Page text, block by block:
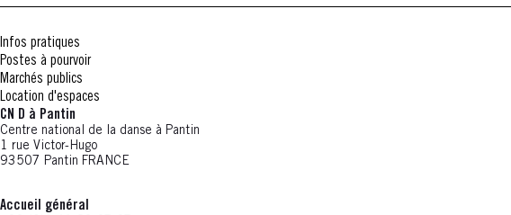
Infos pratiques
Postes à pourvoir
Marchés publics
Location d'espaces
CN D à Pantin
Centre national de la danse à Pantin
1 rue Victor-Hugo
93507 Pantin FRANCE
Accueil général